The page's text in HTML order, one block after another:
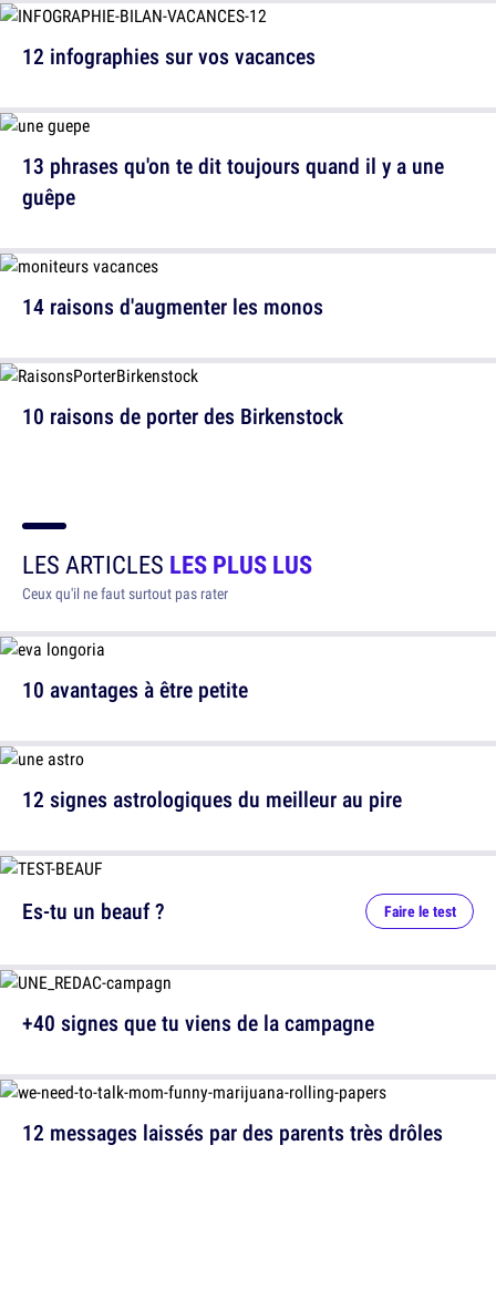
12 infographies sur vos vacances
14 raisons d'augmenter les monos
13 phrases qu'on te dit toujours quand il y a une
guêpe
10 raisons de porter des Birkenstock
LES ARTICLES LES PLUS LUS
Ceux qu'il ne faut surtout pas rater
10 avantages à être petite
12 signes astrologiques du meilleur au pire
12 messages laissés par des parents très drôles
Es-tu un beauf ? Faire le test
+40 signes que tu viens de la campagne